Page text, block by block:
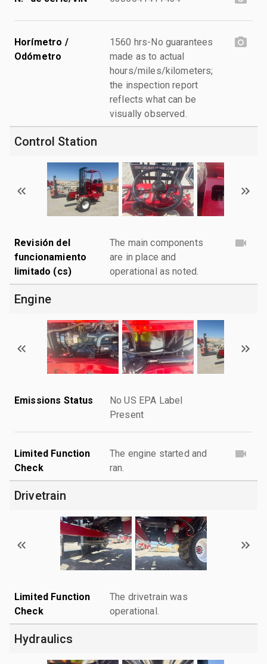
Horímetro /
Odómetro
1560 hrs-No guarantees
made as to actual
hours/miles/kilometers;
the inspection report
reflects what can be
visually observed.
Control Station
Revisión del
funcionamiento
limitado (cs)
The main components
are in place and
operational as noted.
Engine
Emissions Status
No US EPA Label
Present
Limited Function
Check
The engine started and
ran.
Drivetrain
Limited Function
Check
The drivetrain was
operational.
Hydraulics